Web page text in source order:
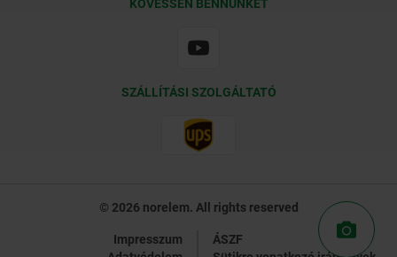
KÖVESSEN BENNÜNKET
SZÁLLÍTÁSI SZOLGÁLTATÓ
© 2026 norelem. All rights reserved
Impresszum
ÁSZF